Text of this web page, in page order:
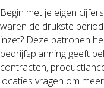
Begin met je eigen
waren de drukste
inzet? Deze patronen
bedrijfsplanning geeft
contracten,
locaties vragen om